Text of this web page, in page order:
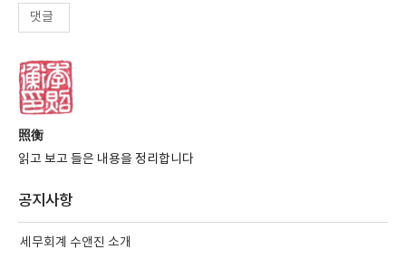
댓글
照衡
읽고 보고 들은 내용을 정리합니다
공지사항
세무회계 수앤진 소개